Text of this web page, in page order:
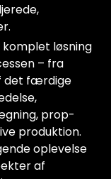
løsning
– fra
det færdige
prop-
produktion.
oplevelse
af